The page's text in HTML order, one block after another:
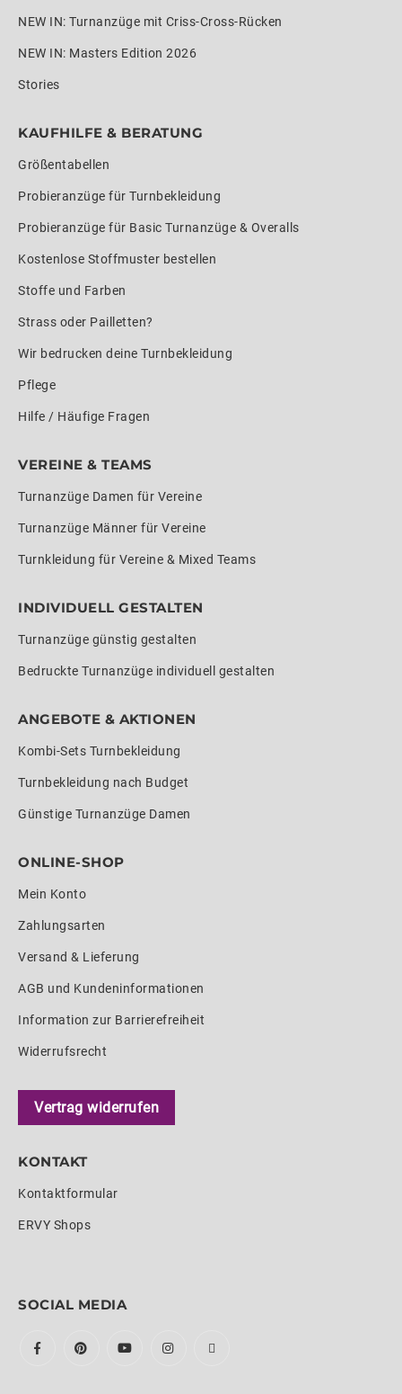
NEW IN: Turnanzüge mit Criss-Cross-Rücken
NEW IN: Masters Edition 2026
Stories
KAUFHILFE & BERATUNG
Größentabellen
Probieranzüge für Turnbekleidung
Probieranzüge für Basic Turnanzüge & Overalls
Kostenlose Stoffmuster bestellen
Stoffe und Farben
Strass oder Pailletten?
Wir bedrucken deine Turnbekleidung
Pflege
Hilfe / Häufige Fragen
VEREINE & TEAMS
Turnanzüge Damen für Vereine
Turnanzüge Männer für Vereine
Turnkleidung für Vereine & Mixed Teams
INDIVIDUELL GESTALTEN
Turnanzüge günstig gestalten
Bedruckte Turnanzüge individuell gestalten
ANGEBOTE & AKTIONEN
Kombi-Sets Turnbekleidung
Turnbekleidung nach Budget
Günstige Turnanzüge Damen
ONLINE-SHOP
Mein Konto
Zahlungsarten
Versand & Lieferung
AGB und Kundeninformationen
Information zur Barrierefreiheit
Widerrufsrecht
Vertrag widerrufen
KONTAKT
Kontaktformular
ERVY Shops
SOCIAL MEDIA